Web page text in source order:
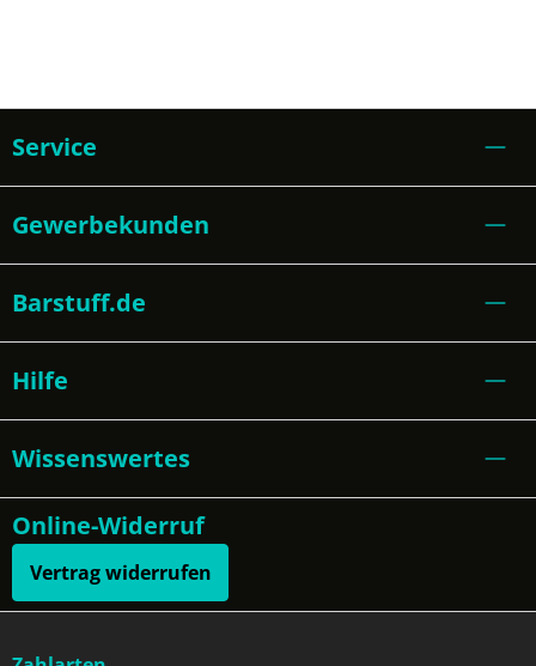
Service
Gewerbekunden
Barstuff.de
Hilfe
Wissenswertes
Online-Widerruf
Vertrag widerrufen